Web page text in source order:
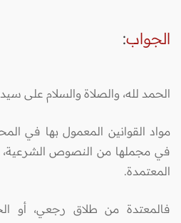
الجواب:
الحمد لله، والصلاة والسلام على
مواد القوانين المعمول بها في
في مجملها من النصوص الشرعية،
المعتمدة.
فالمعتدة من طلاق رجعي، أو